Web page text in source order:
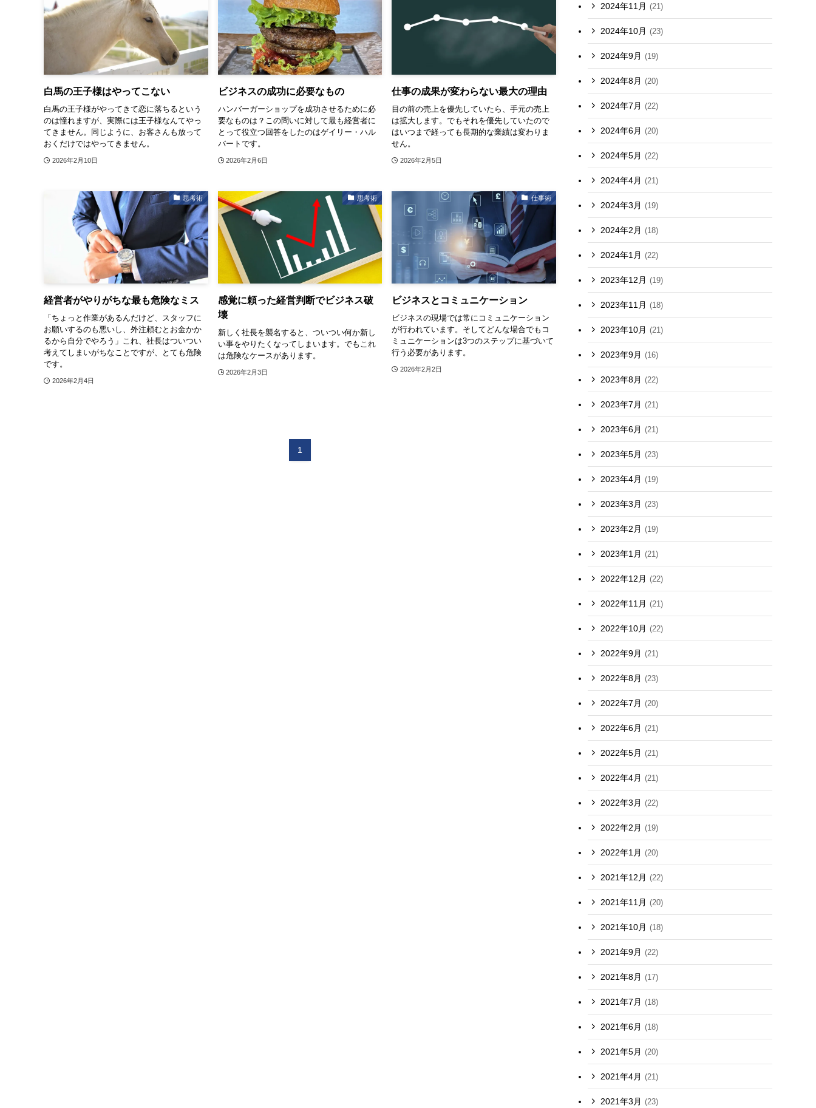
白馬の王子様はやってこない
白馬の王子様がやってきて恋に落ちるという
のは憧れますが、実際には王子様なんてやっ
てきません。同じように、お客さんも放って
おくだけではやってきません。
2026年2月10日
ビジネスの成功に必要なもの
ハンバーガーショップを成功させるために必
要なものは？この問いに対して最も経営者に
とって役立つ回答をしたのはゲイリー・ハル
バートです。
2026年2月6日
仕事の成果が変わらない最大の理由
目の前の売上を優先していたら、手元の売上
は拡大します。でもそれを優先していたので
はいつまで経っても長期的な業績は変わりま
せん。
2026年2月5日
思考術
経営者がやりがちな最も危険なミス
「ちょっと作業があるんだけど、スタッフに
お願いするのも悪いし、外注頼むとお金かか
るから自分でやろう」これ、社長はついつい
考えてしまいがちなことですが、とても危険
です。
2026年2月4日
思考術
感覚に頼った経営判断でビジネス破
壊
新しく社長を襲名すると、ついつい何か新し
い事をやりたくなってしまいます。でもこれ
は危険なケースがあります。
2026年2月3日
仕事術
ビジネスとコミュニケーション
ビジネスの現場では常にコミュニケーション
が行われています。そしてどんな場合でもコ
ミュニケーションは3つのステップに基づいて
行う必要があります。
2026年2月2日
1
2024年11月 (21)
2024年10月 (23)
2024年9月 (19)
2024年8月 (20)
2024年7月 (22)
2024年6月 (20)
2024年5月 (22)
2024年4月 (21)
2024年3月 (19)
2024年2月 (18)
2024年1月 (22)
2023年12月 (19)
2023年11月 (18)
2023年10月 (21)
2023年9月 (16)
2023年8月 (22)
2023年7月 (21)
2023年6月 (21)
2023年5月 (23)
2023年4月 (19)
2023年3月 (23)
2023年2月 (19)
2023年1月 (21)
2022年12月 (22)
2022年11月 (21)
2022年10月 (22)
2022年9月 (21)
2022年8月 (23)
2022年7月 (20)
2022年6月 (21)
2022年5月 (21)
2022年4月 (21)
2022年3月 (22)
2022年2月 (19)
2022年1月 (20)
2021年12月 (22)
2021年11月 (20)
2021年10月 (18)
2021年9月 (22)
2021年8月 (17)
2021年7月 (18)
2021年6月 (18)
2021年5月 (20)
2021年4月 (21)
2021年3月 (23)